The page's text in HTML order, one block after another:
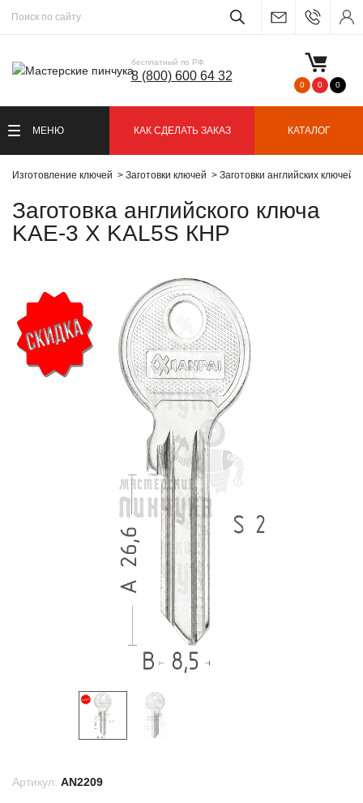
бесплатный по РФ
8 (800) 600 64 32
0 0 0
МЕНЮ КАК СДЕЛАТЬ ЗАКАЗ КАТАЛОГ
Изготовление ключей Заготовки ключей Заготовки английских ключей
Заготовка английского ключа
KAE-3 X KAL5S КНР
Артикул: AN2209